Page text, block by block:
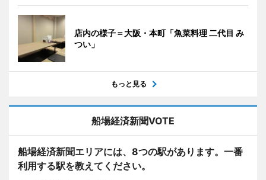
店内の様子＝大阪・本町「魚菜料理 二代目 み
つい」
もっと見る
船場経済新聞VOTE
船場経済新聞エリアには、8つの駅があります。一番
利用する駅を教えてください。